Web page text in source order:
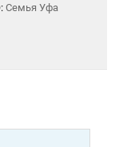
Семья Уфа